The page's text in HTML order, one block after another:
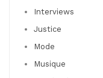
Interviews
Justice
Mode
Musique